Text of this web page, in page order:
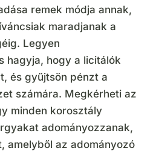
remek módja annak,
maradjanak a
Legyen
hagyja, hogy a licitálók
és gyűjtsön pénzt a
számára. Megkérheti az
minden korosztály
adományozzanak,
amelyből az adományozó